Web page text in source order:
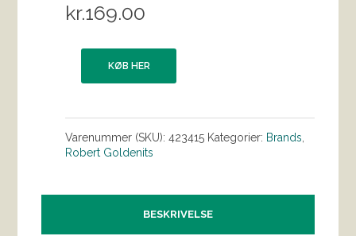
kr.169.00
KØB HER
Varenummer (SKU):423415 Kategorier: Brands,
Robert Goldenits
BESKRIVELSE